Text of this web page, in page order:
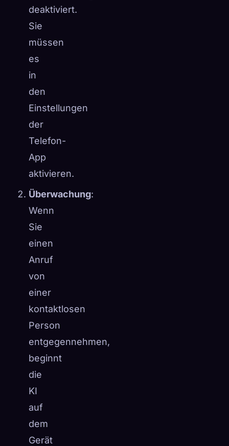
deaktiviert.
Sie
müssen
es
in
den
Einstellungen
der
Telefon-
App
aktivieren.
Überwachung:
Wenn
Sie
einen
Anruf
von
einer
kontaktlosen
Person
entgegennehmen,
beginnt
die
KI
auf
dem
Gerät